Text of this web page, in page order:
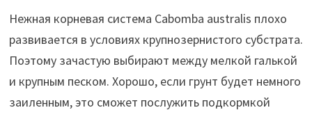
Нежная корневая система Cabomba australis плохо
развивается в условиях крупнозернистого субстрата.
Поэтому зачастую выбирают между мелкой галькой
и крупным песком. Хорошо, если грунт будет немного
заиленным, это сможет послужить подкормкой